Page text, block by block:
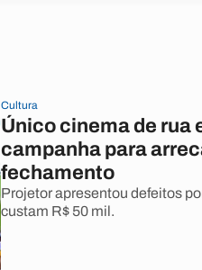
Cultura
Único cinema de rua
campanha para
fechamento
Projetor apresentou defeitos
custam R$ 50 mil.